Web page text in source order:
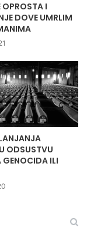
OPROSTA I
DOVE UMRLIM
ODSUSTVU
ILI